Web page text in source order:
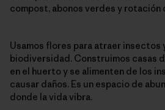
compost, abonos verdes y rotación
Usamos flores para atraer insectos
biodiversidad. Construimos casas
en el huerto y se alimenten de los
causar daños. Es un espacio de
donde la vida vibra.